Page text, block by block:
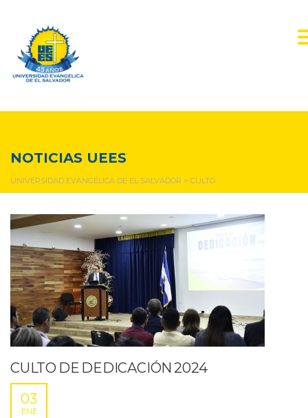
NOTICIAS UEES
UNIVERSIDAD EVANGÉLICA DE EL SALVADOR > CULTO
CULTO DE DEDICACIÓN 2024
03
ENE